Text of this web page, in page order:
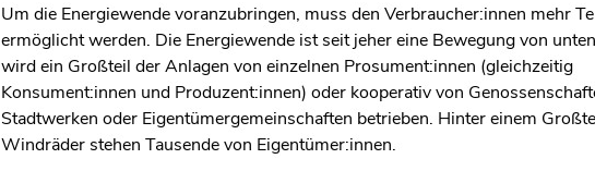
Um die Energiewende voranzubringen, muss den Verbraucher:innen mehr
ermöglicht werden. Die Energiewende ist seit jeher eine Bewegung von
wird ein Großteil der Anlagen von einzelnen Prosument:innen (gleichzeitig
Konsument:innen und Produzent:innen) oder kooperativ von
Stadtwerken oder Eigentümergemeinschaften betrieben. Hinter einem
Windräder stehen Tausende von Eigentümer:innen.